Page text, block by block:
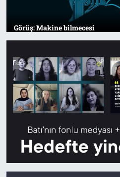
Görüş: Makine bilmecesi